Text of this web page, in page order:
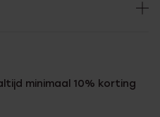
minimaal 10% korting